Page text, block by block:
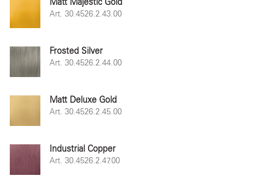
Matt Majestic Gold
Art. 30.4526.2.43.00
Frosted Silver
Art. 30.4526.2.44.00
Matt Deluxe Gold
Art. 30.4526.2.45.00
Industrial Copper
Art. 30.4526.2.47.00